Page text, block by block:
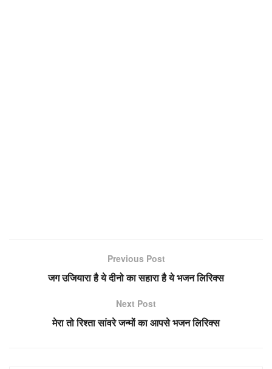
Previous Post
जग उजियारा है ये दीनो का सहारा है ये भजन लिरिक्स
Next Post
मेरा तो रिश्ता सांवरे जन्मों का आपसे भजन लिरिक्स